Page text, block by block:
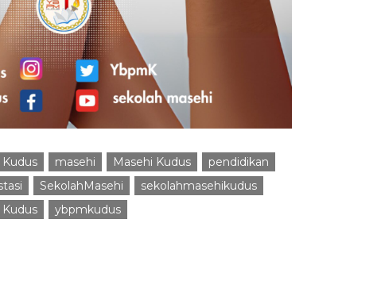
Kudus masehi Masehi Kudus
pendidikan
SekolahMasehi
sekolahmasehikudus
ybpmkudus